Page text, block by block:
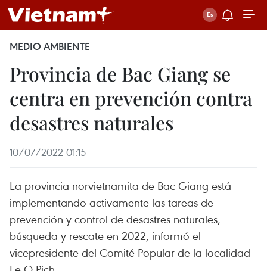
MEDIO AMBIENTE
Provincia de Bac Giang se
centra en prevención contra
desastres naturales
10/07/2022 01:15
La provincia norvietnamita de Bac Giang está
implementando activamente las tareas de
prevención y control de desastres naturales,
búsqueda y rescate en 2022, informó el
vicepresidente del Comité Popular de la localidad